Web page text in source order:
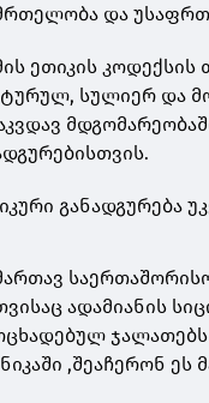
და
ეთიკის კოდექსის
სულიერ და
განადგურება
ადამიანის
,შეაჩერონ ეს